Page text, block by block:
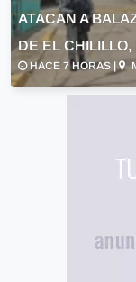
ATACAN A
DE EL CHILILLO,
HACE 7 HORAS |